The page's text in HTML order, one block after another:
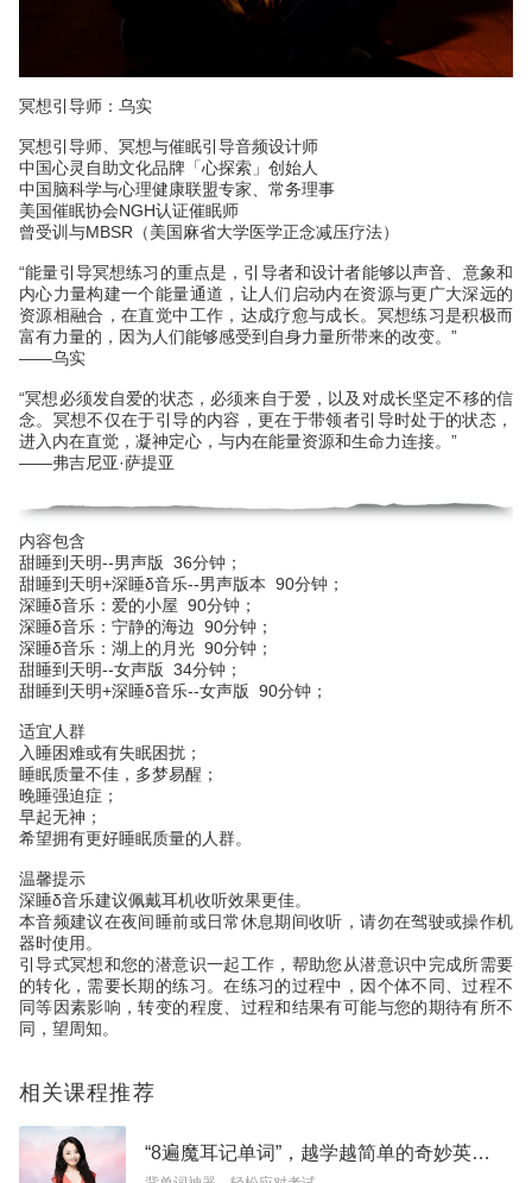
冥想引导师：乌实
冥想引导师、冥想与催眠引导音频设计师
中国心灵自助文化品牌「心探索」创始人
中国脑科学与心理健康联盟专家、常务理事
美国催眠协会NGH认证催眠师
曾受训与MBSR（美国麻省大学医学正念减压疗法）
“能量引导冥想练习的重点是，引导者和设计者能够以声音、意象和
内心力量构建一个能量通道，让人们启动内在资源与更广大深远的
资源相融合，在直觉中工作，达成疗愈与成长。冥想练习是积极而
富有力量的，因为人们能够感受到自身力量所带来的改变。”
——乌实
“冥想必须发自爱的状态，必须来自于爱，以及对成长坚定不移的信
念。冥想不仅在于引导的内容，更在于带领者引导时处于的状态，
进入内在直觉，凝神定心，与内在能量资源和生命力连接。”
——弗吉尼亚·萨提亚
内容包含
甜睡到天明--男声版 36分钟；
甜睡到天明+深睡δ音乐--男声版本 90分钟；
深睡δ音乐：爱的小屋 90分钟；
深睡δ音乐：宁静的海边 90分钟；
深睡δ音乐：湖上的月光 90分钟；
甜睡到天明--女声版 34分钟；
甜睡到天明+深睡δ音乐--女声版 90分钟；
适宜人群
入睡困难或有失眠困扰；
睡眠质量不佳，多梦易醒；
晚睡强迫症；
早起无神；
希望拥有更好睡眠质量的人群。
温馨提示
深睡δ音乐建议佩戴耳机收听效果更佳。
本音频建议在夜间睡前或日常休息期间收听，请勿在驾驶或操作机
器时使用。
引导式冥想和您的潜意识一起工作，帮助您从潜意识中完成所需要
的转化，需要长期的练习。在练习的过程中，因个体不同、过程不
同等因素影响，转变的程度、过程和结果有可能与您的期待有所不
同，望周知。
相关课程推荐
“8遍魔耳记单词”，越学越简单的奇妙英语课